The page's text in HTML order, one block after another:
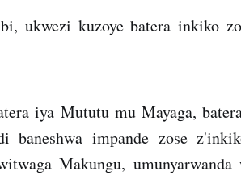
ukwezi kuzoye batera inkiko
iya Mututu mu Mayaga,
baneshwa impande zose
Makungu, umunyarwanda